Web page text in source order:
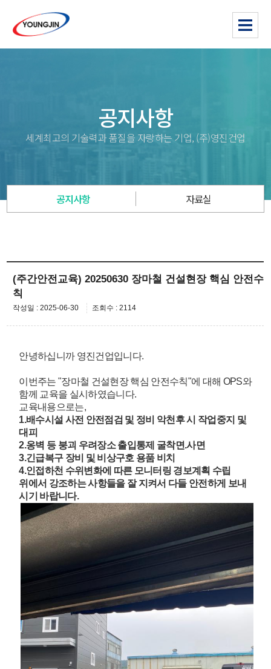
공지사항
세계최고의 기술력과 품질을 자랑하는 기업, (주)영진건업
공지사항 자료실
(주간안전교육) 20250630 장마철 건설현장 핵심 안전수
칙
작성일 : 2025-06-30 조회수 : 2114
안녕하십니까 영진건업입니다.
이번주는 "장마철 건설현장 핵심 안전수칙"에 대해 OPS와
함께 교육을 실시하였습니다.
교육내용으로는,
1.배수시설 사전 안전점검 및 정비 악천후 시 작업중지 및
대피
2.옹벽 등 붕괴 우려장소 출입통제 굴착면.사면
3.긴급복구 장비 및 비상구호 용품 비치
4.인접하천 수위변화에 따른 모니터링 경보계획 수립
위에서 강조하는 사항들을 잘 지켜서 다들 안전하게 보내
시기 바랍니다.